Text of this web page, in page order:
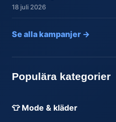
18 juli 2026
Se alla kampanjer →
Populära kategorier
👕 Mode & kläder